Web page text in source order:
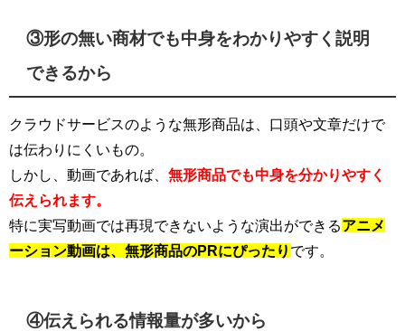
③形の無い商材でも中身をわかりやすく説明
できるから
クラウドサービスのような無形商品は、口頭や文章だけで
は伝わりにくいもの。
しかし、動画であれば、 無形商品でも中身を分かりやすく
伝えられます。
特に実写動画では再現できないような演出ができるアニメ
ーション動画は、無形商品のPRにぴったり です。
④伝えられる情報量が多いから